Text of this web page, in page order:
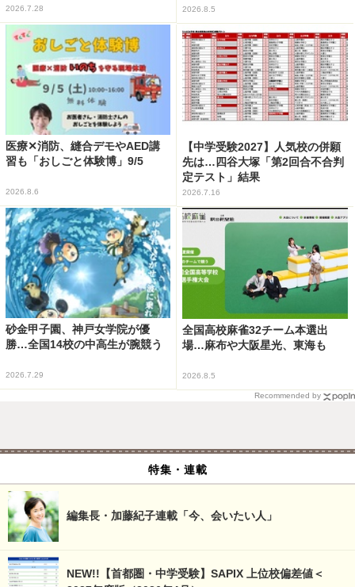
2026.7.28 2026.8.5
医療✕消防、縫合デモやAED講
習も「おしごと体験博」9/5
2026.8.6
【中学受験2027】人気校の併願
先は…四谷大塚「第2回合不合判
定テスト」結果
2026.7.16
砂金甲子園、神戸女学院が優
勝…全国14校の中高生が腕競う
2026.7.29
全国高校麻雀32チーム本選出
場…麻布や大阪星光、東海も
2026.8.5
Recommended by
特集・連載
編集長・加藤紀子連載「今、会いたい人」
NEW!!【首都圏・中学受験】SAPIX 上位校偏差値＜